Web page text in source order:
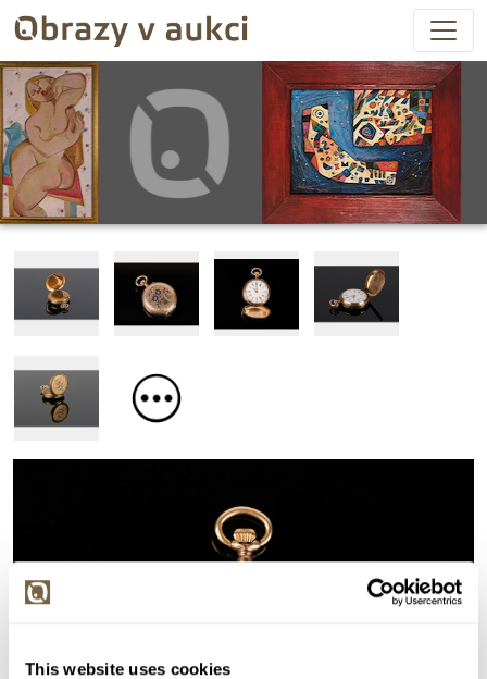
This website uses cookies